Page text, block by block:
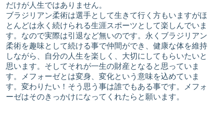
だけが人生ではありません。
ブラジリアン柔術は選手として生きて行く方もいますがほ
とんどは永く続けられる生涯スポーツとして楽しんでいま
す。なので実際は引退など無いのです。永くブラジリアン
柔術を趣味として続ける事で仲間ができ、健康な体を維持
しながら、自分の人生を楽しく、大切にしてもらいたいと
思います。そしてそれが一生の財産となると思っていま
す。メフォーゼとは変身、変化という意味を込めていま
す。変わりたい！そう思う事は誰でもある事です。メフォ
ーゼはそのきっかけになってくれたらと願います。